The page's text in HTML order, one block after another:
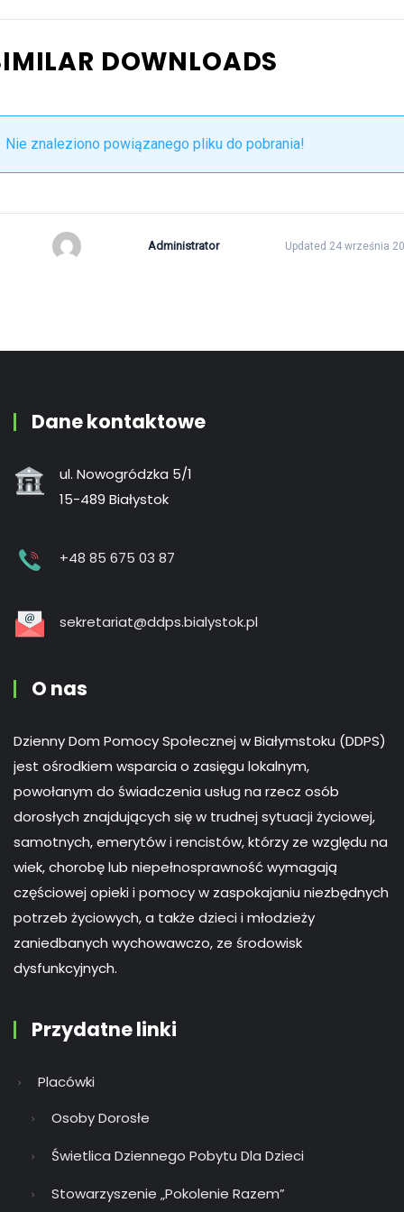
DOWNLOADS
Nie znaleziono powiązanego pliku do pobrania!
Administrator Updated 24 września
Dane kontaktowe
ul. Nowogródzka 5/1
15-489 Białystok
+48 85 675 03 87
sekretariat@ddps.bialystok.pl
O nas
Dzienny Dom Pomocy Społecznej w Białymstoku (DDPS)
jest ośrodkiem wsparcia o zasięgu lokalnym,
powołanym do świadczenia usług na rzecz osób
dorosłych znajdujących się w trudnej sytuacji życiowej,
samotnych, emerytów i rencistów, którzy ze względu na
wiek, chorobę lub niepełnosprawność wymagają
częściowej opieki i pomocy w zaspokajaniu niezbędnych
potrzeb życiowych, a także dzieci i młodzieży
zaniedbanych wychowawczo, ze środowisk
dysfunkcyjnych.
Przydatne linki
Placówki
Osoby Dorosłe
Świetlica Dziennego Pobytu Dla Dzieci
Stowarzyszenie „Pokolenie Razem”